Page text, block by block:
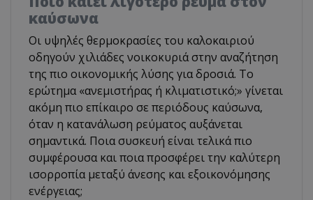
καύσωνα
Οι υψηλές θερμοκρασίες του καλοκαιριού
οδηγούν χιλιάδες νοικοκυριά στην αναζήτηση
της πιο οικονομικής λύσης για δροσιά. Το
ερώτημα «ανεμιστήρας ή κλιματιστικό;» γίνεται
ακόμη πιο επίκαιρο σε περιόδους καύσωνα,
όταν η κατανάλωση ρεύματος αυξάνεται
σημαντικά. Ποια συσκευή είναι τελικά πιο
συμφέρουσα και ποια προσφέρει την καλύτερη
ισορροπία μεταξύ άνεσης και εξοικονόμησης
ενέργειας;